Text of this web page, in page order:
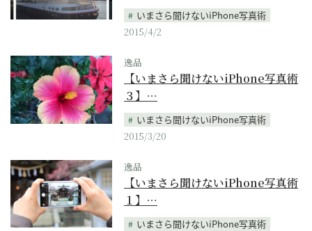
いまさら聞けないiPhone写真術
2015/4/2
逸品
【いまさら聞けないiPhone写真術
３】…
いまさら聞けないiPhone写真術
2015/3/20
逸品
【いまさら聞けないiPhone写真術
１】…
いまさら聞けないiPhone写真術